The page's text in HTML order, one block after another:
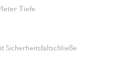
Tiefe
Sicherheits­faltschließe